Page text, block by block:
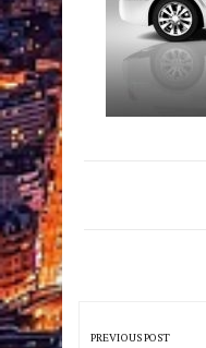
de
PREVIOUS POST